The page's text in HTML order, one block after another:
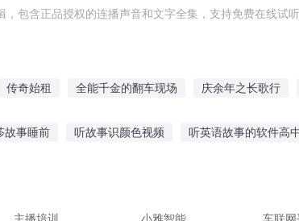
包含正品授权的连播声音和文字全集，支持免费在线试
传奇始租 全能千金的翻车现场 庆余年之长歌行
故事睡前 听故事识颜色视频 听英语故事的软件高中
主播培训 小雅智能 车联网